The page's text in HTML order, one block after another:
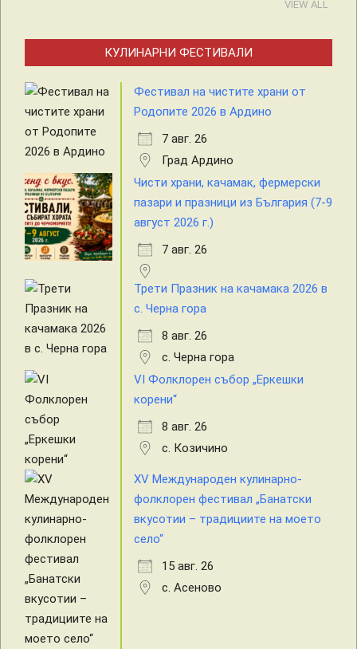
VIEW ALL
КУЛИНАРНИ ФЕСТИВАЛИ
Фестивал на чистите храни от
Родопите 2026 в Ардино
7 авг. 26
Град Ардино
Чисти храни, качамак, фермерски
пазари и празници из България (7-9
август 2026 г.)
7 авг. 26
Трети Празник на качамака 2026 в
с. Черна гора
8 авг. 26
с. Черна гора
VI Фолклорен събор „Еркешки
корени“
8 авг. 26
с. Козичино
XV Международен кулинарно-
фолклорен фестивал „Банатски
вкусотии – традициите на моето
село“
15 авг. 26
с. Асеново